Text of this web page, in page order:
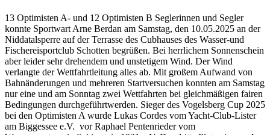
13 Optimisten A- und 12 Optimisten B Seglerinnen und Segler
konnte Sportwart Arne Berdan am Samstag, den 10.05.2025 an der
Niddatalsperre auf der Terrasse des Cubhauses des Wasser-und
Fischereisportclub Schotten begrüßen. Bei herrlichem Sonnenschein
aber leider sehr drehendem und unstetigem Wind. Der Wind
verlangte der Wettfahrtleitung alles ab. Mit großem Aufwand von
Bahnänderungen und mehreren Startversuchen konnten am Samstag
nur eine und am Sonntag zwei Wettfahrten bei gleichmäßigen fairen
Bedingungen durchgeführtwerden. Sieger des Vogelsberg Cup 2025
bei den Optimisten A wurde Lukas Cordes vom Yacht-Club-Lister
am Biggessee e.V. vor Raphael Pentenrieder vom